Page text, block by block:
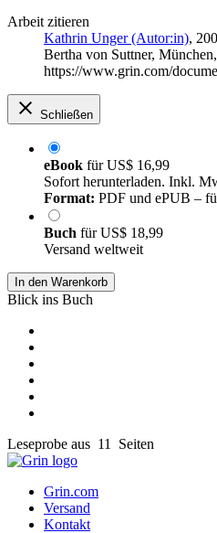
Arbeit zitieren
Kathrin Unger (Autor:in),
Bertha von Suttner,
https://www.grin.com/
Schließen
eBook fürUS$ 16,99
Sofort herunterladen. Inkl.
Format: PDF und ePUB –
Buch fürUS$ 18,99
Versand weltweit
In den Warenkorb
Blick ins Buch
Leseprobe aus 11 Seiten
Grin.com
Versand
Kontakt